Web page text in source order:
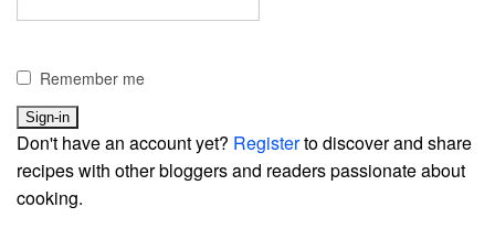
Remember me
Don't have an account yet? Registerto discover and share
recipes with other bloggers and readers passionate about
cooking.